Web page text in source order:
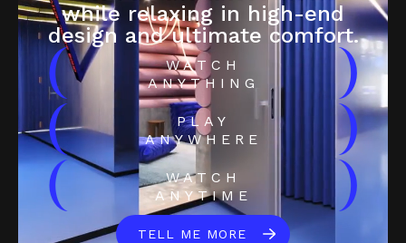
while relaxing in high-end
design and ultimate comfort.
(
WATCH
ANYTHING
)
(
PLAY
ANYWHERE
)
(
WATCH
ANYTIME
)
TELL ME MORE